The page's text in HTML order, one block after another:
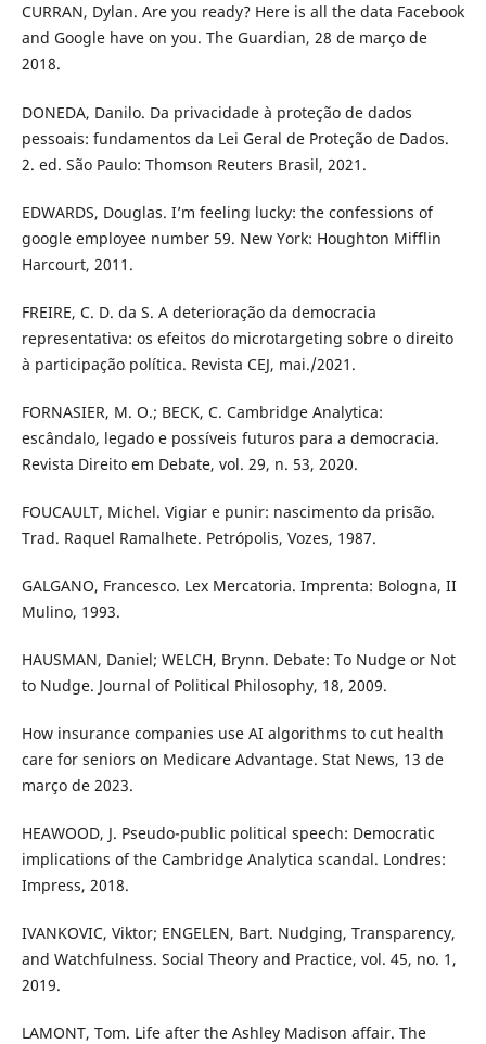
CURRAN, Dylan. Are you ready? Here is all the data Facebook
and Google have on you. The Guardian, 28 de março de
2018.
DONEDA, Danilo. Da privacidade à proteção de dados
pessoais: fundamentos da Lei Geral de Proteção de Dados.
2. ed. São Paulo: Thomson Reuters Brasil, 2021.
EDWARDS, Douglas. I’m feeling lucky: the confessions of
google employee number 59. New York: Houghton Mifflin
Harcourt, 2011.
FREIRE, C. D. da S. A deterioração da democracia
representativa: os efeitos do microtargeting sobre o direito
à participação política. Revista CEJ, mai./2021.
FORNASIER, M. O.; BECK, C. Cambridge Analytica:
escândalo, legado e possíveis futuros para a democracia.
Revista Direito em Debate, vol. 29, n. 53, 2020.
FOUCAULT, Michel. Vigiar e punir: nascimento da prisão.
Trad. Raquel Ramalhete. Petrópolis, Vozes, 1987.
GALGANO, Francesco. Lex Mercatoria. Imprenta: Bologna, II
Mulino, 1993.
HAUSMAN, Daniel; WELCH, Brynn. Debate: To Nudge or Not
to Nudge. Journal of Political Philosophy, 18, 2009.
How insurance companies use AI algorithms to cut health
care for seniors on Medicare Advantage. Stat News, 13 de
março de 2023.
HEAWOOD, J. Pseudo-public political speech: Democratic
implications of the Cambridge Analytica scandal. Londres:
Impress, 2018.
IVANKOVIC, Viktor; ENGELEN, Bart. Nudging, Transparency,
and Watchfulness. Social Theory and Practice, vol. 45, no. 1,
2019.
LAMONT, Tom. Life after the Ashley Madison affair. The